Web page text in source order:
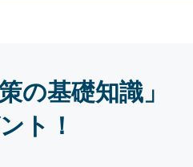
の基礎知識」
ト！